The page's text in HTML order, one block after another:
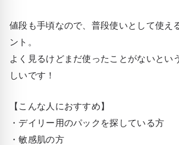
値段も手頃なので、普段使いとして使え
ント。
よく見るけどまだ使ったことがないとい
しいです！
【こんな人におすすめ】
・デイリー用のパックを探している方
・敏感肌の方